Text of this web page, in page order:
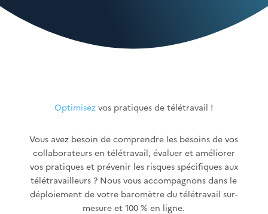
Optimisezvos pratiques de télétravail !
Vous avez besoin de comprendre les besoins de vos
collaborateurs en télétravail, évaluer et améliorer
vos pratiques et prévenir les risques spécifiques aux
télétravailleurs ? Nous vous accompagnons dans le
déploiement de votre baromètre du télétravail sur-
mesure et 100 % en ligne.